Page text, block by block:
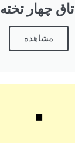
اتاق چهار تخته
مشاهده
۰